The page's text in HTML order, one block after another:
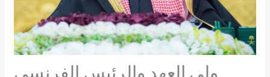
ولي العهد والرئيس الفرنسي